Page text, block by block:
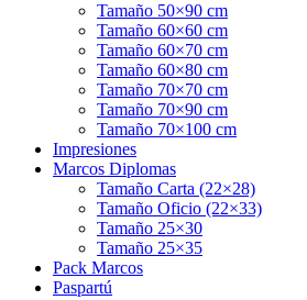
Tamaño 50×90 cm
Tamaño 60×60 cm
Tamaño 60×70 cm
Tamaño 60×80 cm
Tamaño 70×70 cm
Tamaño 70×90 cm
Tamaño 70×100 cm
Impresiones
Marcos Diplomas
Tamaño Carta (22×28)
Tamaño Oficio (22×33)
Tamaño 25×30
Tamaño 25×35
Pack Marcos
Paspartú